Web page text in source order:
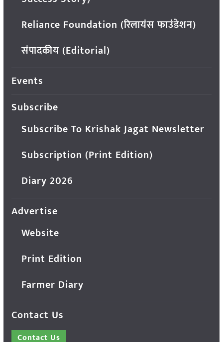
Reliance Foundation (रिलायंस फाउंडेशन)
संपादकीय (Editorial)
Events
Subscribe
Subscribe To Krishak Jagat Newsletter
Subscription (Print Edition)
Diary 2026
Advertise
Website
Print Edition
Farmer Diary
Contact Us
Contact Us